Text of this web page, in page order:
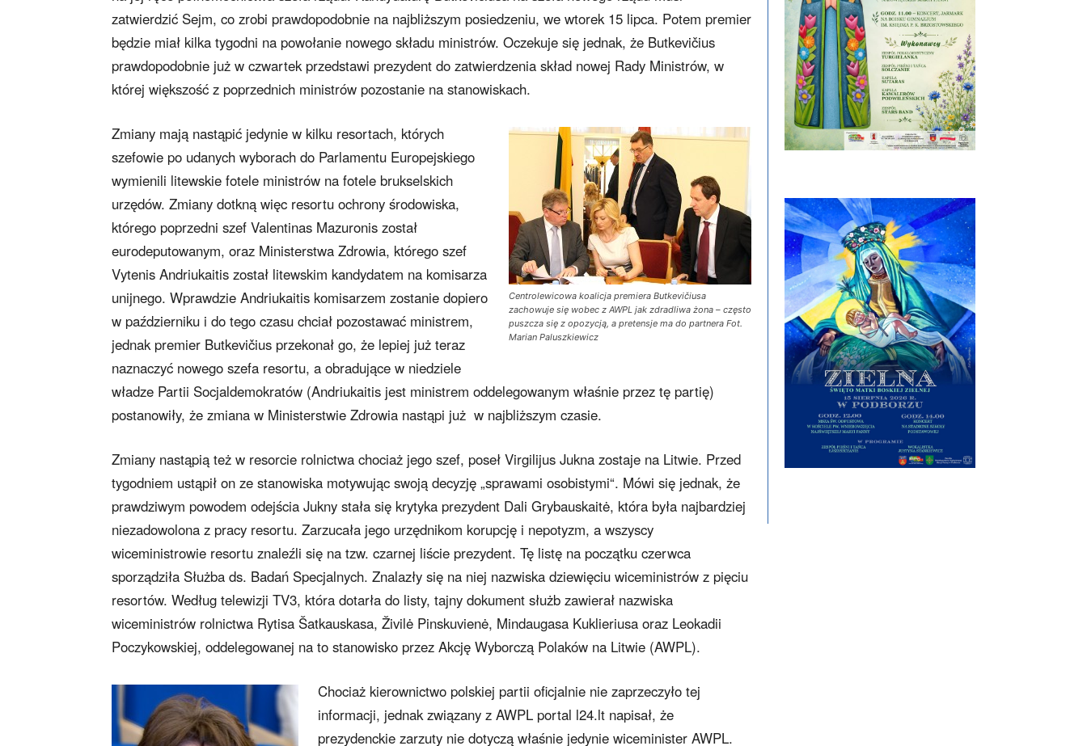
zatwierdzić Sejm, co zrobi prawdopodobnie na najbliższym posiedzeniu, we wtorek 15 lipca. Potem premier
będzie miał kilka tygodni na powołanie nowego składu ministrów. Oczekuje się jednak, że Butkevičius
prawdopodobnie już w czwartek przedstawi prezydent do zatwierdzenia skład nowej Rady Ministrów, w
której większość z poprzednich ministrów pozostanie na stanowiskach.
Centrolewicowa koalicja premiera Butkevičiusa
zachowuje się wobec z AWPL jak zdradliwa żona – często
puszcza się z opozycją, a pretensje ma do partnera Fot.
Marian Paluszkiewicz
Zmiany mają nastąpić jedynie w kilku resortach, których
szefowie po udanych wyborach do Parlamentu Europejskiego
wymienili litewskie fotele ministrów na fotele brukselskich
urzędów. Zmiany dotkną więc resortu ochrony środowiska,
którego poprzedni szef Valentinas Mazuronis został
eurodeputowanym, oraz Ministerstwa Zdrowia, którego szef
Vytenis Andriukaitis został litewskim kandydatem na komisarza
unijnego. Wprawdzie Andriukaitis komisarzem zostanie dopiero
w październiku i do tego czasu chciał pozostawać ministrem,
jednak premier Butkevičius przekonał go, że lepiej już teraz
naznaczyć nowego szefa resortu, a obradujące w niedziele
władze Partii Socjaldemokratów (Andriukaitis jest ministrem oddelegowanym właśnie przez tę partię)
postanowiły, że zmiana w Ministerstwie Zdrowia nastąpi już w najbliższym czasie.
Zmiany nastąpią też w resorcie rolnictwa chociaż jego szef, poseł Virgilijus Jukna zostaje na Litwie. Przed
tygodniem ustąpił on ze stanowiska motywując swoją decyzję „sprawami osobistymi“. Mówi się jednak, że
prawdziwym powodem odejścia Jukny stała się krytyka prezydent Dali Grybauskaitė, która była najbardziej
niezadowolona z pracy resortu. Zarzucała jego urzędnikom korupcję i nepotyzm, a wszyscy
wiceministrowie resortu znaleźli się na tzw. czarnej liście prezydent. Tę listę na początku czerwca
sporządziła Służba ds. Badań Specjalnych. Znalazły się na niej nazwiska dziewięciu wiceministrów z pięciu
resortów. Według telewizji TV3, która dotarła do listy, tajny dokument służb zawierał nazwiska
wiceministrów rolnictwa Rytisa Šatkauskasa, Živilė Pinskuvienė, Mindaugasa Kuklieriusa oraz Leokadii
Poczykowskiej, oddelegowanej na to stanowisko przez Akcję Wyborczą Polaków na Litwie (AWPL).
Chociaż kierownictwo polskiej partii oficjalnie nie zaprzeczyło tej
informacji, jednak związany z AWPL portal l24.lt napisał, że
prezydenckie zarzuty nie dotyczą właśnie jedynie wiceminister AWPL.